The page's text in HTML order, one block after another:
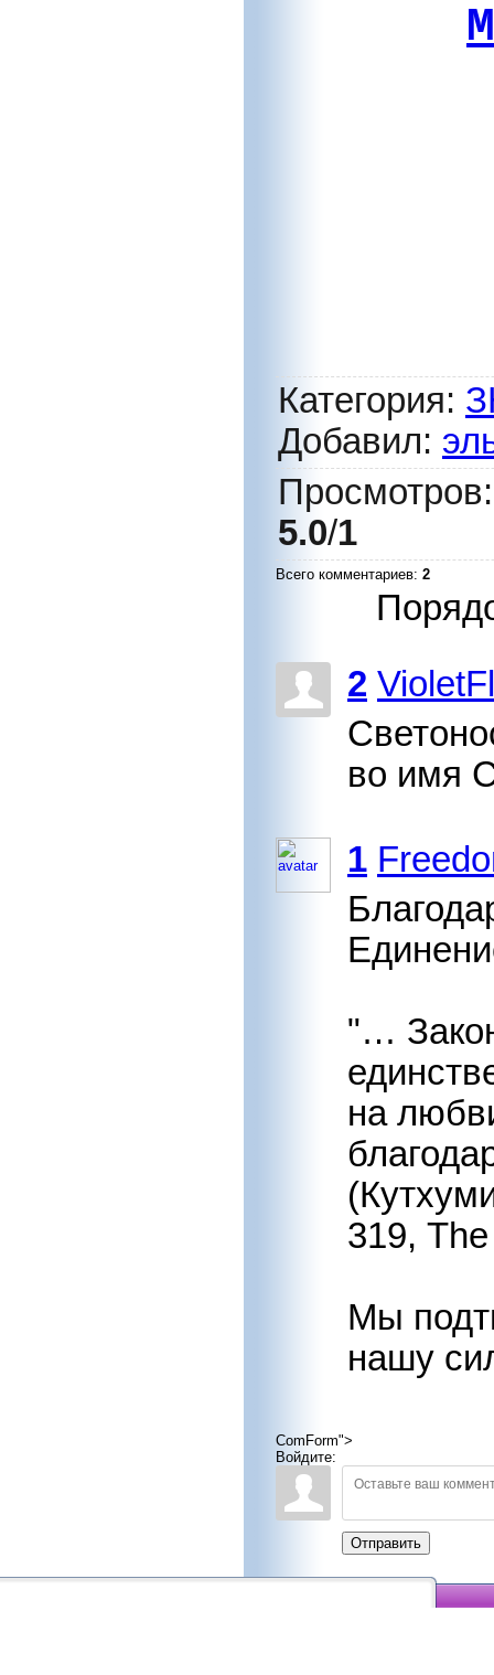
Категория:
Добавил:
Просмотров
5.0/1
Всего комментариев: 2
2
во имя
1
"…
на
319,
Мы
нашу
ComForm">
Войдите:
Отправить